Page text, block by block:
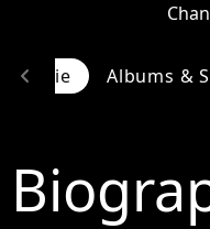
Albums &
chevron_left